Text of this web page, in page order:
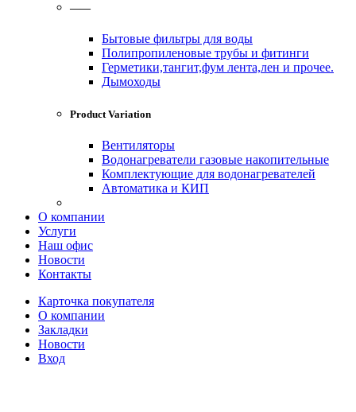
——
Бытовые фильтры для воды
Полипропиленовые трубы и фитинги
Герметики,тангит,фум лента,лен и прочее.
Дымоходы
Product Variation
Вентиляторы
Водонагреватели газовые накопительные
Комплектующие для водонагревателей
Автоматика и КИП
О компании
Услуги
Наш офис
Новости
Контакты
Карточка покупателя
О компании
Закладки
Новости
Вход